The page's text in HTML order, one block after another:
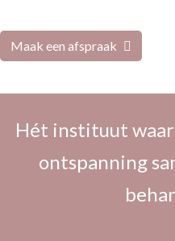
Maak een afspraak
Hét instituut
ontspanning